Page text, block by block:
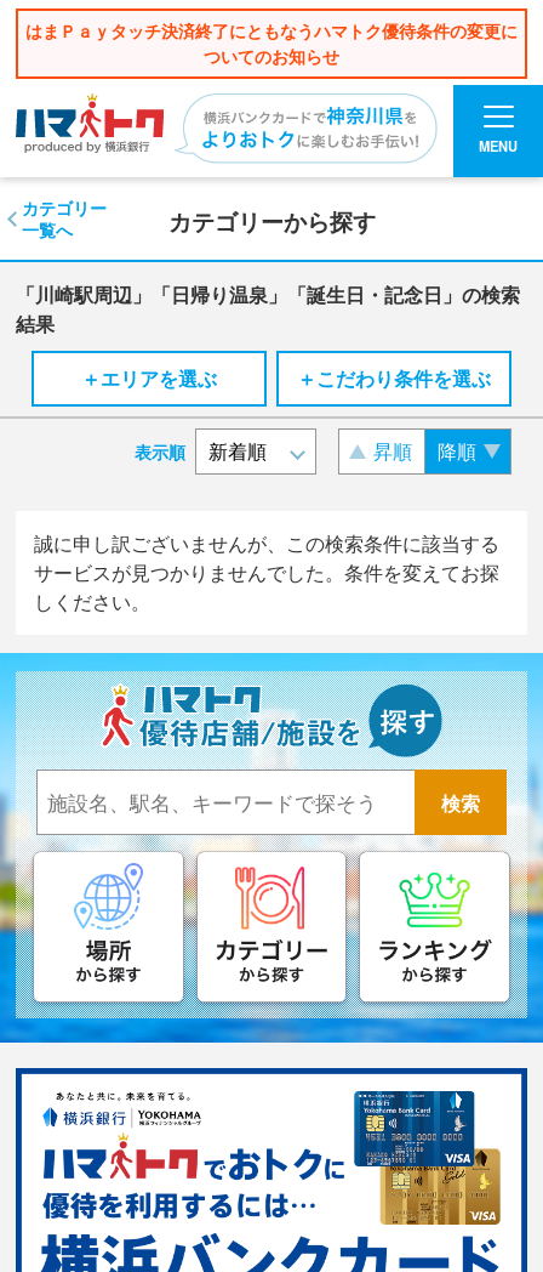
はまＰａｙタッチ決済終了にともなうハマトク優待条件の変更に
ついてのお知らせ
MENU
カテゴリーから探す
カテゴリー
一覧へ
「川崎駅周辺」「日帰り温泉」「誕生日・記念日」の検索
結果
＋エリアを選ぶ
＋こだわり条件を選ぶ
表示順 昇順 降順
誠に申し訳ございませんが、この検索条件に該当する
サービスが見つかりませんでした。条件を変えてお探
しください。